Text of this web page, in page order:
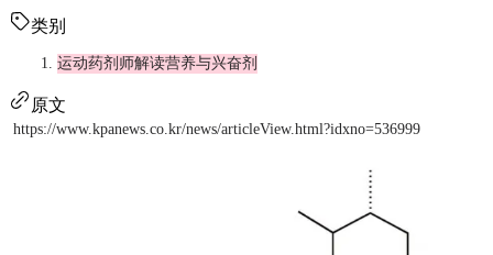
类别
运动药剂师解读营养与兴奋剂
原文
https://www.kpanews.co.kr/news/articleView.html?idxno=536999